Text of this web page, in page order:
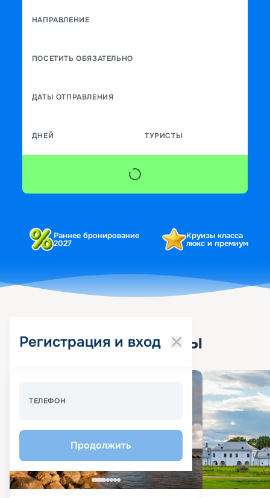
НАПРАВЛЕНИЕ
ПОСЕТИТЬ ОБЯЗАТЕЛЬНО
ДАТЫ ОТПРАВЛЕНИЯ
ДНЕЙ ТУРИСТЫ
Раннее бронирование
2027
Круизы класса
люкс и премиум
Регистрация и вход
ТЕЛЕФОН
Продолжить
Популярные круизы